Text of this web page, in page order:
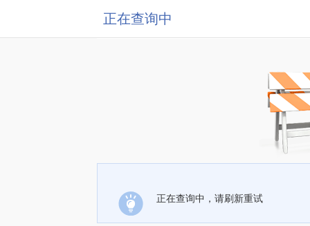
正在查询中
正在查询中，请刷新重试